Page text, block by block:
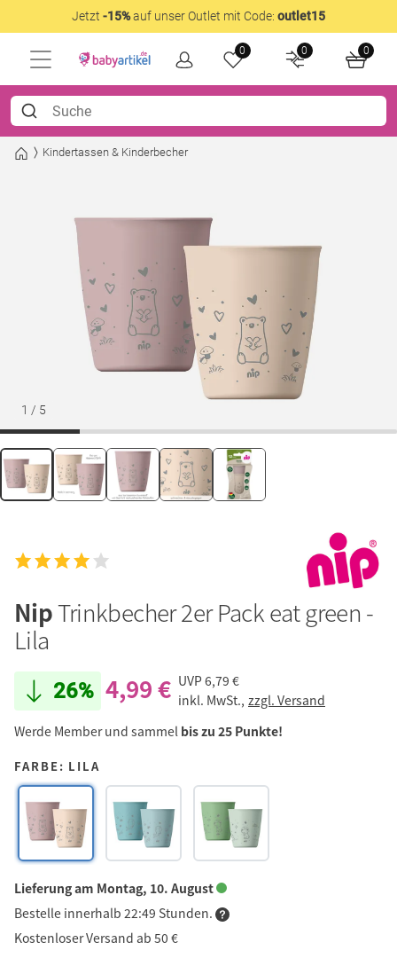
Jetzt -15%auf unser Outlet mit Code: outlet15
0 0 0
Kindertassen & Kinderbecher
1 / 5
NipTrinkbecher 2er Pack eat green -
Lila
26% 4,99 € UVP6,79 €
inkl. MwSt., zzgl. Versand
Werde Member und sammel bis zu 25 Punkte!
FARBE: LILA
Lieferung am Montag, 10. August
Bestelle innerhalb 22:49 Stunden.
Kostenloser Versand ab 50 €